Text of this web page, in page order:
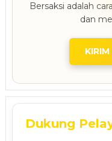
Bersaksi adalah
dan
Dukung